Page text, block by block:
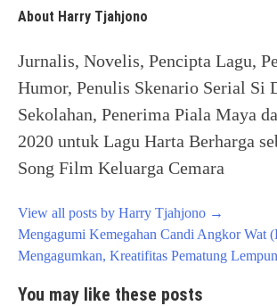
About Harry Tjahjono
Jurnalis, Novelis, Pencipta Lagu,
Humor, Penulis Skenario Serial Si
Sekolahan, Penerima Piala Maya
2020 untuk Lagu Harta Berharga
Song Film Keluarga Cemara
View all posts by Harry Tjahjono →
Post
navigation
Mengagumi Kemegahan Candi Angkor Wat
Mengagumkan, Kreatifitas Pematung
You may like these posts